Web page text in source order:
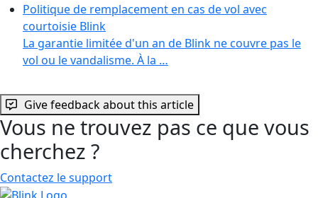
Politique de remplacement en cas de vol avec
courtoisie Blink
La garantie limitée d'un an de Blink ne couvre pas le
vol ou le vandalisme. À la …
Give feedback about this article
Vous ne trouvez pas ce que vous
cherchez ?
Contactez le support